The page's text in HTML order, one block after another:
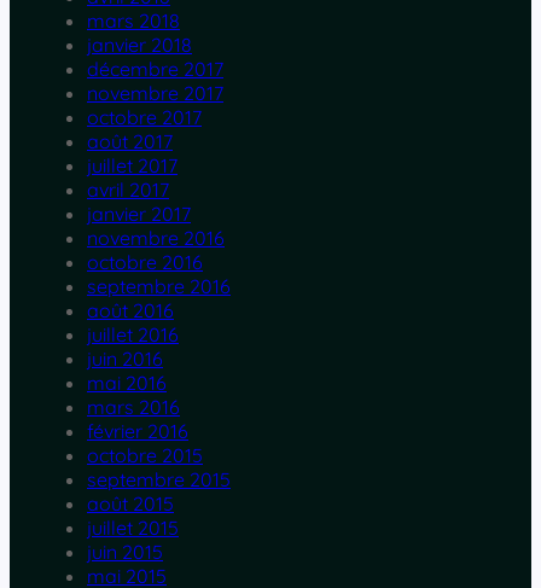
mars 2018
janvier 2018
décembre 2017
novembre 2017
octobre 2017
août 2017
juillet 2017
avril 2017
janvier 2017
novembre 2016
octobre 2016
septembre 2016
août 2016
juillet 2016
juin 2016
mai 2016
mars 2016
février 2016
octobre 2015
septembre 2015
août 2015
juillet 2015
juin 2015
mai 2015